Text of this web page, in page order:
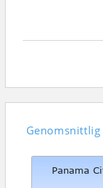
Genomsnittlig